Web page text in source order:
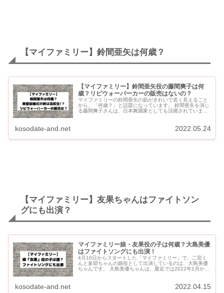
【マイファミリー】鈴間亜矢は何歳？
【マイファミリー】鈴間亜矢役の藤間爽子は何
歳？リビウォーパーカーの販売はないの？
マイファミリーの鈴間亜矢の肌がきれいで若く見えること
から、「何歳？」と話題になっています。 鈴間亜矢を演じ
る藤間爽子さんは、日本舞踊家としても活躍されていま
kosodate-and.net 2022.05.24
【マイファミリー】友果ちゃんはファイトソン
グにも出演？
マイファミリー娘・友果役の子は何歳？大島美優
はファイトソングにも出演！
4月10日からスタートした「マイファミリー」で、二宮く
んと多部ちゃんの娘役として出演しているのは、大島美優
ちゃんです。 大島美優ちゃんは、最近では2022年1月から
kosodate-and.net 2022.04.15